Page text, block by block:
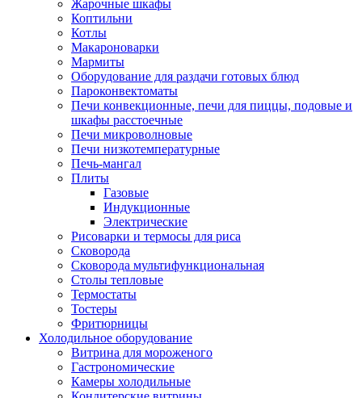
Жарочные шкафы
Коптильни
Котлы
Макароноварки
Мармиты
Оборудование для раздачи готовых блюд
Пароконвектоматы
Печи конвекционные, печи для пиццы, подовые и
шкафы расстоечные
Печи микроволновые
Печи низкотемпературные
Печь-мангал
Плиты
Газовые
Индукционные
Электрические
Рисоварки и термосы для риса
Сковорода
Сковорода мультифункциональная
Столы тепловые
Термостаты
Тостеры
Фритюрницы
Холодильное оборудование
Витрина для мороженого
Гастрономические
Камеры холодильные